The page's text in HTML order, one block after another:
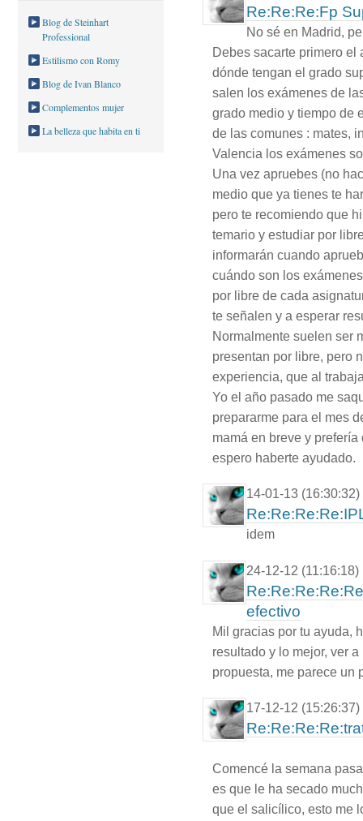
Blog de Steinhart
Professional
Estilismo con Romy
Blog de Ivan Blanco
Complementos mujer
La belleza que habita en ti
Re:Re:Re:Fp
No sé en Madrid,
Debes sacarte primero el
dónde tengan el grado
salen los exámenes de
grado medio y tiempo de
de las comunes : mates,
Valencia los exámenes
Una vez apruebes (no
medio que ya tienes te
pero te recomiendo que
temario y estudiar por
informarán cuando
cuándo son los
por libre de cada
te señalen y a esperar
Normalmente suelen ser
presentan por libre, pero
experiencia, que al
Yo el año pasado me
prepararme para el mes
mamá en breve y
espero haberte ayudado.
14-01-13 (16:30:32)
idem
24-12-12 (11:16:18)
efectivo
Mil gracias por tu ayuda,
resultado y lo mejor, ver
propuesta, me parece un
17-12-12 (15:26:37)
Comencé la semana
es que le ha secado
que el salicílico, esto me